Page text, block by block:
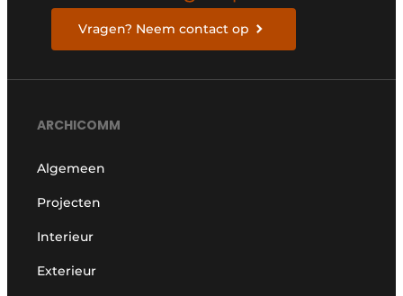
Vragen? Neem contact op
ARCHICOMM
Algemeen
Projecten
Interieur
Exterieur